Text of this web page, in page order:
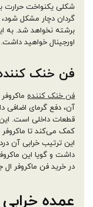
شکلی یکنواخت حرارت
گردان دچار مشکل
برشته نخواهد شد. به
اورجینال خواهید داشت.
فن خنک کننده
فن خنک کننده
آن، دفع گرمای اضافی
قطعات داخلی است. این
کمک می‌کند تا ماکروفر
این ترتیب خرابی آن
داشت و گویا این
در خرید فن ماکروفر ال
عمده خرابی